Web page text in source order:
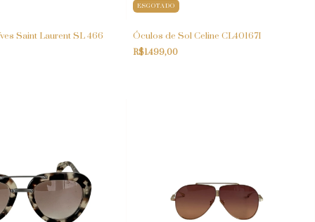
Saint Laurent SL 466
ESGOTADO
Óculos de Sol Celine CL40167I
R$1.499,00